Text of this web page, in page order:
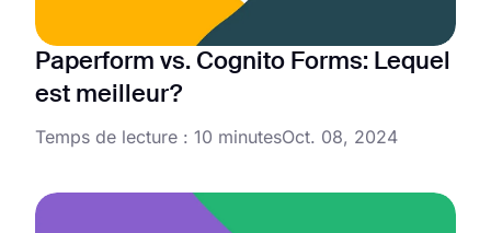
Paperform vs. Cognito Forms: Lequel
est meilleur?
Temps de lecture : 10 minutesOct. 08, 2024